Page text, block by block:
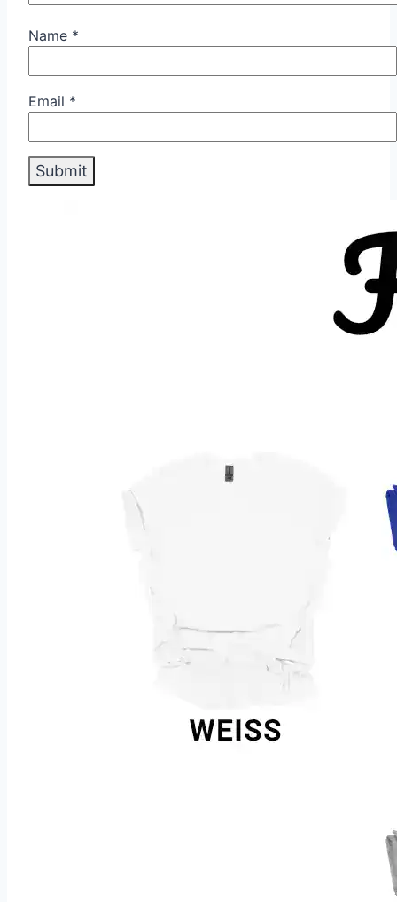
Name *
Email *